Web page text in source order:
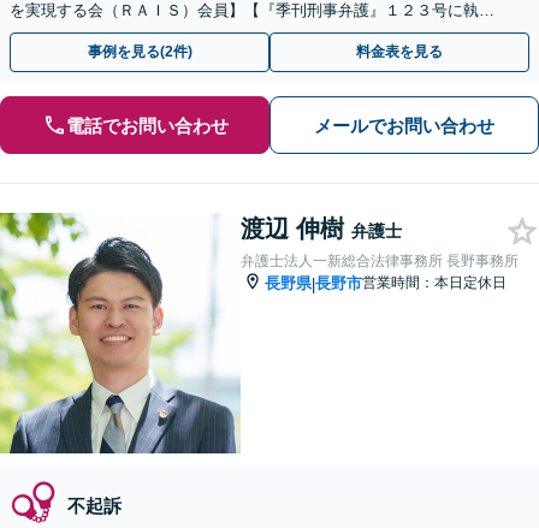
を実現する会（ＲＡＩＳ）会員】【『季刊刑事弁護』１２３号に執筆
あり】【裁判員裁判対応可】【休日夜間の相談接見可】
事例を見る(2件) 料金表を見る
電話でお問い合わせ メールでお問い合わせ
渡辺 伸樹 弁護士
弁護士法人一新総合法律事務所 長野事務所
長野県|長野市営業時間：本日定休日
不起訴